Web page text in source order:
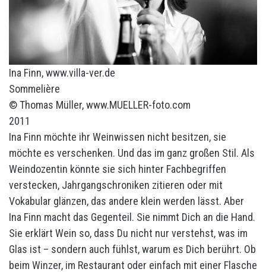
Ina Finn, www.villa-ver.de
Sommelière
© Thomas Müller, www.MUELLER-foto.com
2011
Ina Finn möchte ihr Weinwissen nicht besitzen, sie
möchte es verschenken. Und das im ganz großen Stil. Als
Weindozentin könnte sie sich hinter Fachbegriffen
verstecken, Jahrgangschroniken zitieren oder mit
Vokabular glänzen, das andere klein werden lässt. Aber
Ina Finn macht das Gegenteil. Sie nimmt Dich an die Hand.
Sie erklärt Wein so, dass Du nicht nur verstehst, was im
Glas ist – sondern auch fühlst, warum es Dich berührt. Ob
beim Winzer, im Restaurant oder einfach mit einer Flasche